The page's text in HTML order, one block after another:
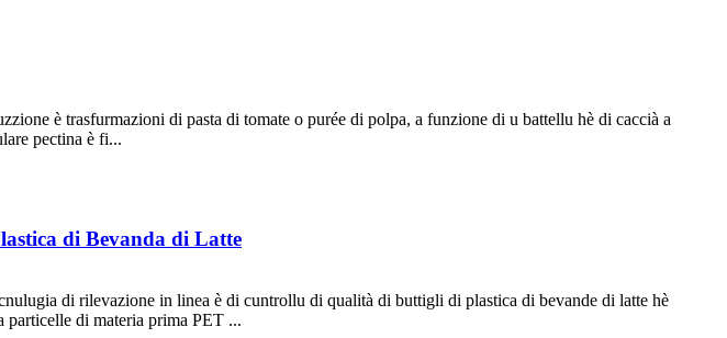
è trasfurmazioni di pasta di tomate o purée di polpa, a funzione di u battellu hè di caccià a
pectina è fi...
di Bevanda di Latte
di rilevazione in linea è di cuntrollu di qualità di buttigli di plastica di bevande di latte hè
di materia prima PET ...